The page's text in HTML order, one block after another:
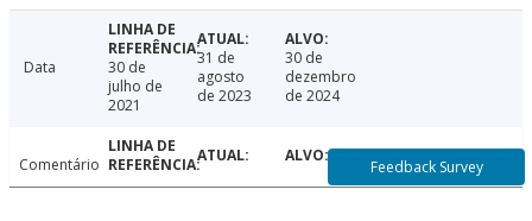
Data
30 de
julho de
2021
31 de
agosto
de 2023
30 de
dezembro
de 2024
Comentário Feedback Survey